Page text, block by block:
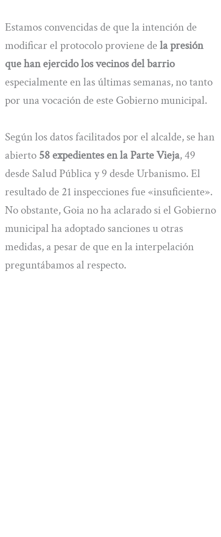
Estamos convencidas de que la intención de
modificar el protocolo proviene de la presión
que han ejercido los vecinos del barrio
especialmente en las últimas semanas, no tanto
por una vocación de este Gobierno municipal.
Según los datos facilitados por el alcalde, se han
abierto 58 expedientes en la Parte Vieja, 49
desde Salud Pública y 9 desde Urbanismo. El
resultado de 21 inspecciones fue «insuficiente».
No obstante, Goia no ha aclarado si el Gobierno
municipal ha adoptado sanciones u otras
medidas, a pesar de que en la interpelación
preguntábamos al respecto.